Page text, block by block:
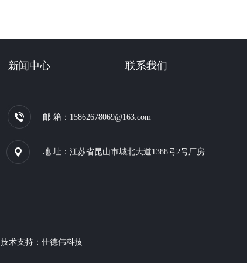
新闻中心 联系我们
邮 箱：15862678069@163.com
地 址：江苏省昆山市城北大道1388号2号厂房
技术支持：仕德伟科技